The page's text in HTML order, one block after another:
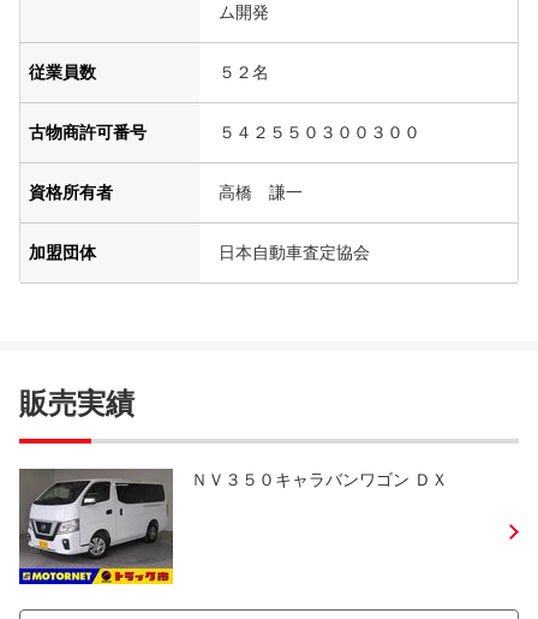
ム開発
従業員数 ５２名
古物商許可番号 ５４２５５０３００３００
資格所有者 高橋 謙一
加盟団体 日本自動車査定協会
販売実績
ＮＶ３５０キャラバンワゴン ＤＸ